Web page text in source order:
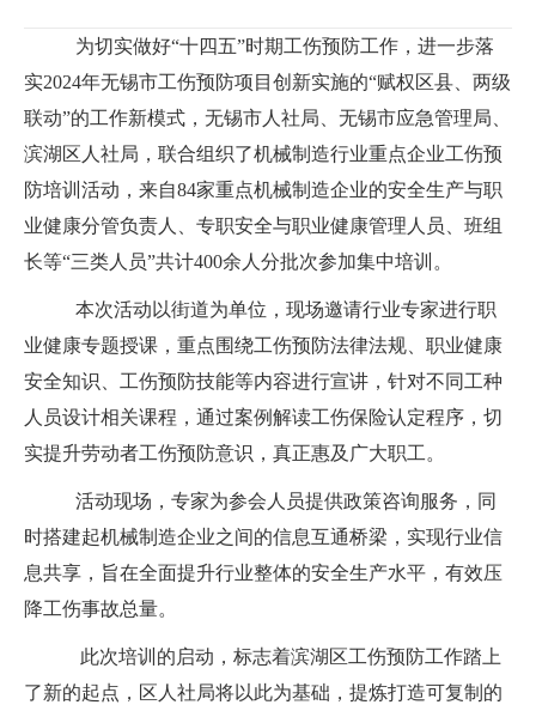
为切实做好“十四五”时期工伤预防工作，进一步落
实2024年无锡市工伤预防项目创新实施的“赋权区县、两级
联动”的工作新模式，无锡市人社局、无锡市应急管理局、
滨湖区人社局，联合组织了机械制造行业重点企业工伤预
防培训活动，来自84家重点机械制造企业的安全生产与职
业健康分管负责人、专职安全与职业健康管理人员、班组
长等“三类人员”共计400余人分批次参加集中培训。
本次活动以街道为单位，现场邀请行业专家进行职
业健康专题授课，重点围绕工伤预防法律法规、职业健康
安全知识、工伤预防技能等内容进行宣讲，针对不同工种
人员设计相关课程，通过案例解读工伤保险认定程序，切
实提升劳动者工伤预防意识，真正惠及广大职工。
活动现场，专家为参会人员提供政策咨询服务，同
时搭建起机械制造企业之间的信息互通桥梁，实现行业信
息共享，旨在全面提升行业整体的安全生产水平，有效压
降工伤事故总量。
此次培训的启动，标志着滨湖区工伤预防工作踏上
了新的起点，区人社局将以此为基础，提炼打造可复制的